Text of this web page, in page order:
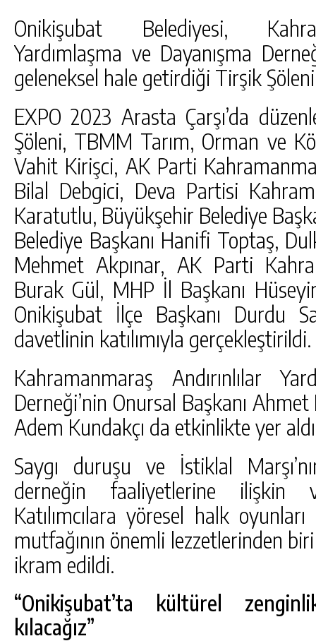
Onikişubat Belediyesi,
Yardımlaşma ve Dayanışma
geleneksel hale getirdiği Tirşik
EXPO 2023 Arasta Çarşı’da
Şöleni, TBMM Tarım, Orman ve
Vahit Kirişci, AK Parti
Bilal Debgici, Deva Partisi
Karatutlu, Büyükşehir Belediye
Belediye Başkanı Hanifi Toptaş,
Mehmet Akpınar, AK Parti
Burak Gül, MHP İl Başkanı
Onikişubat İlçe Başkanı Durdu
davetlinin katılımıyla gerçekleştirildi.
Kahramanmaraş Andırınlılar
Derneği’nin Onursal Başkanı
Adem Kundakçı da etkinlikte yer
Saygı duruşu ve İstiklal
derneğin faaliyetlerine ilişkin
Katılımcılara yöresel halk
mutfağının önemli lezzetlerinden
ikram edildi.
“Onikişubat’ta kültürel
kılacağız”
GÜNLÜK HABER AKIŞI
GÖKSUN HAFIZLIK KIZ KUR’AN KURSU
ÖĞRENCILERINE DARENDE GEZISI.